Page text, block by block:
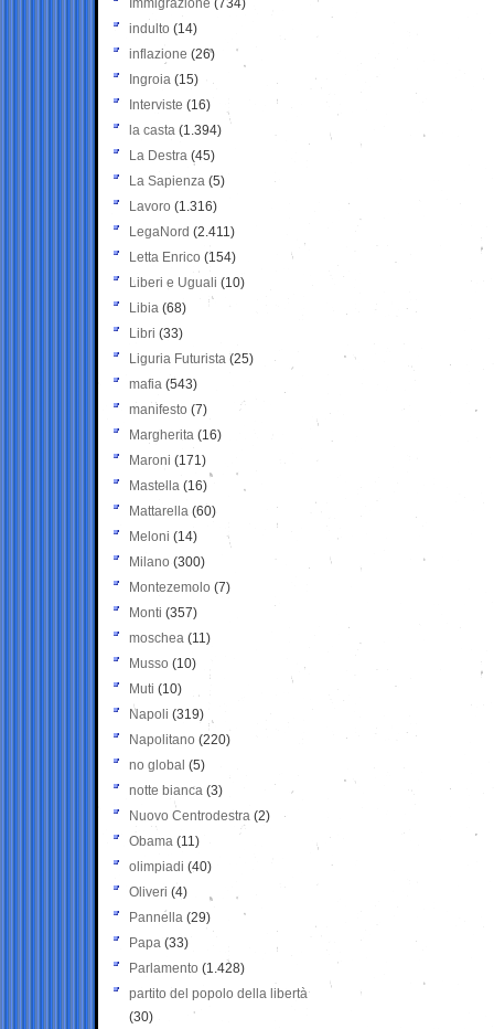
Immigrazione (734)
indulto (14)
inflazione (26)
Ingroia (15)
Interviste (16)
la casta (1.394)
La Destra (45)
La Sapienza (5)
Lavoro (1.316)
LegaNord (2.411)
Letta Enrico (154)
Liberi e Uguali (10)
Libia (68)
Libri (33)
Liguria Futurista (25)
mafia (543)
manifesto (7)
Margherita (16)
Maroni (171)
Mastella (16)
Mattarella (60)
Meloni (14)
Milano (300)
Montezemolo (7)
Monti (357)
moschea (11)
Musso (10)
Muti (10)
Napoli (319)
Napolitano (220)
no global (5)
notte bianca (3)
Nuovo Centrodestra (2)
Obama (11)
olimpiadi (40)
Oliveri (4)
Pannella (29)
Papa (33)
Parlamento (1.428)
partito del popolo della libertà
(30)